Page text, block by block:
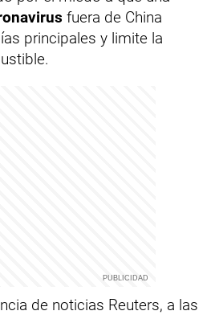
fuera de China
principales y limite la
de noticias Reuters, a las